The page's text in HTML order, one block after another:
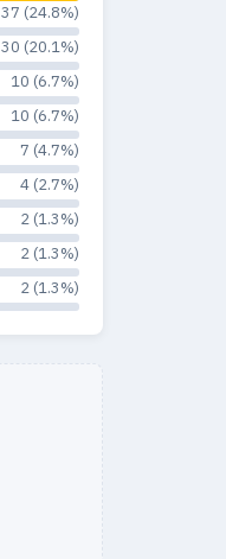
37 (24.8%)
30 (20.1%)
10 (6.7%)
10 (6.7%)
7 (4.7%)
4 (2.7%)
2 (1.3%)
2 (1.3%)
2 (1.3%)